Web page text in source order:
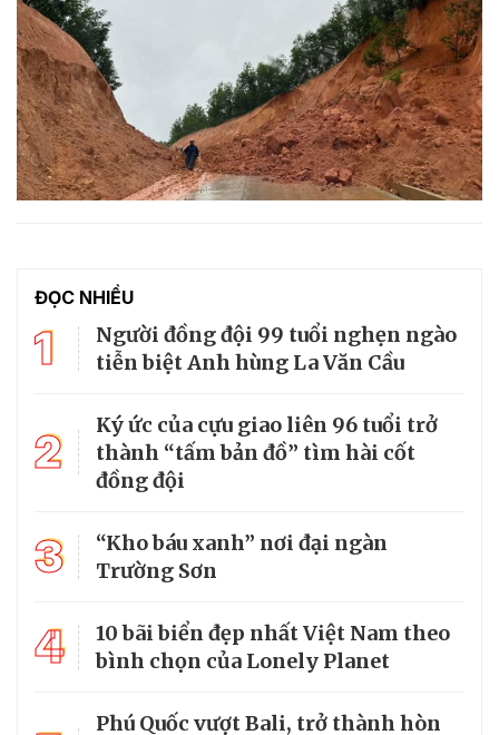
ĐỌC NHIỀU
1
Người đồng đội 99 tuổi nghẹn ngào
tiễn biệt Anh hùng La Văn Cầu
2
Ký ức của cựu giao liên 96 tuổi trở
thành “tấm bản đồ” tìm hài cốt
đồng đội
3
“Kho báu xanh” nơi đại ngàn
Trường Sơn
4
10 bãi biển đẹp nhất Việt Nam theo
bình chọn của Lonely Planet
Phú Quốc vượt Bali, trở thành hòn